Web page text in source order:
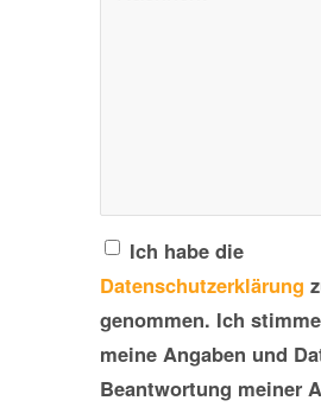
Ich habe die
Datenschutzerklärung
genommen. Ich
meine Angaben und
Beantwortung meiner